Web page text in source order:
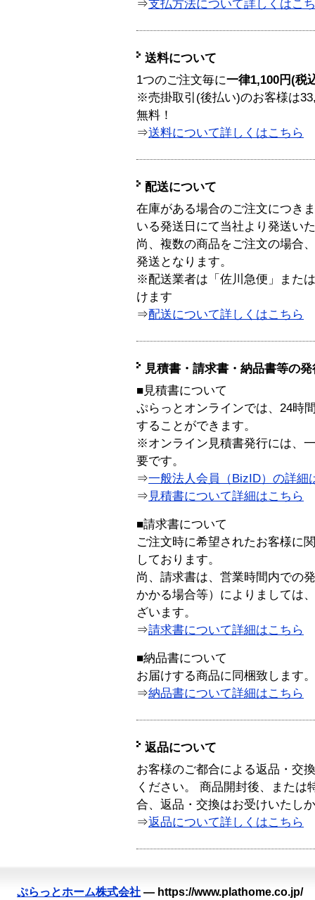
⇒支払方法について詳しくはこ
送料について
1つのご注文毎に一律1,100円(税
※売掛取引(後払い)のお客様は
無料！
⇒送料について詳しくはこちら
配送について
在庫がある場合のご注文につき
いる発送日にて当社より発送い
尚、複数の商品をご注文の場合
発送となります。
※配送業者は「佐川急便」また
けます
⇒配送について詳しくはこちら
見積書・請求書・納品書等の
■見積書について
ぷらっとオンラインでは、24時
することができます。
※オンライン見積書発行には、
要です。
⇒一般法人会員（BizID）の詳細
⇒ 見積書について詳細はこちら
■請求書について
ご注文時に希望されたお客様に
しております。
尚、請求書は、営業時間内での
かかる場合等）によりましては
ざいます。
⇒請求書について詳細はこちら
■納品書について
お届けする商品に同梱致します。
⇒納品書について詳細はこちら
返品について
お客様のご都合による返品・交
ください。 商品開封後、または
合、返品・交換はお受けいたし
⇒返品について詳しくはこちら
ぷらっとホーム株式会社 — https://www.plathome.co.jp/